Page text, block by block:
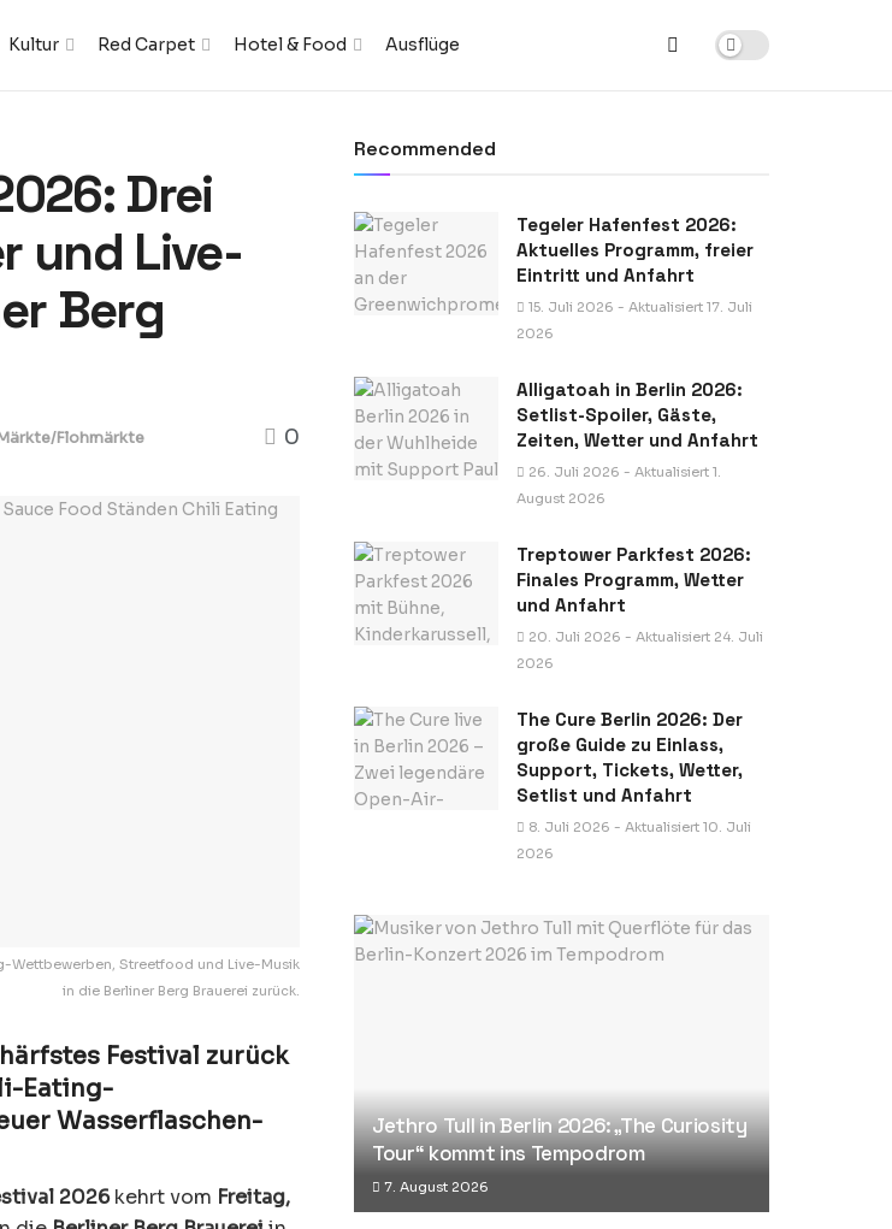
Kultur Red Carpet Hotel & Food Ausflüge
Drei
und Live-
Berg
Flohmärkte 0
Wettbewerben, Streetfood und Live-Musik
in die Berliner Berg Brauerei zurück.
Festival zurück
Eating-
Wasserflaschen-
2026kehrt vom Freitag,
Recommended
Tegeler Hafenfest 2026:
Aktuelles Programm, freier
Eintritt und Anfahrt
15. Juli 2026 - Aktualisiert 17. Juli
2026
Alligatoah in Berlin 2026:
Setlist-Spoiler, Gäste,
Zeiten, Wetter und Anfahrt
26. Juli 2026 - Aktualisiert 1.
August 2026
Treptower Parkfest 2026:
Finales Programm, Wetter
und Anfahrt
20. Juli 2026 - Aktualisiert 24. Juli
2026
The Cure Berlin 2026: Der
große Guide zu Einlass,
Support, Tickets, Wetter,
Setlist und Anfahrt
8. Juli 2026 - Aktualisiert 10. Juli
2026
Jethro Tull in Berlin 2026: „The Curiosity
Tour“ kommt ins Tempodrom
7. August 2026